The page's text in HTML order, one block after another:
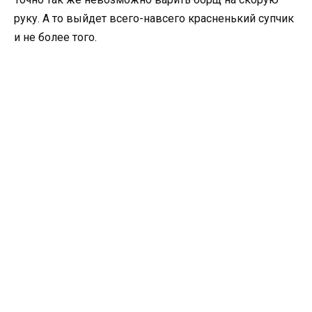
руку. А то выйдет всего-навсего красненький супчик
и не более того.